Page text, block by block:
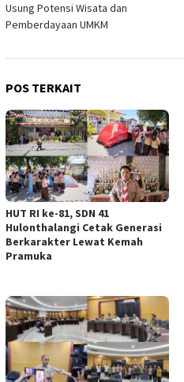
Usung Potensi Wisata dan
Pemberdayaan UMKM
POS TERKAIT
HUT RI ke-81, SDN 41
Hulonthalangi Cetak Generasi
Berkarakter Lewat Kemah
Pramuka